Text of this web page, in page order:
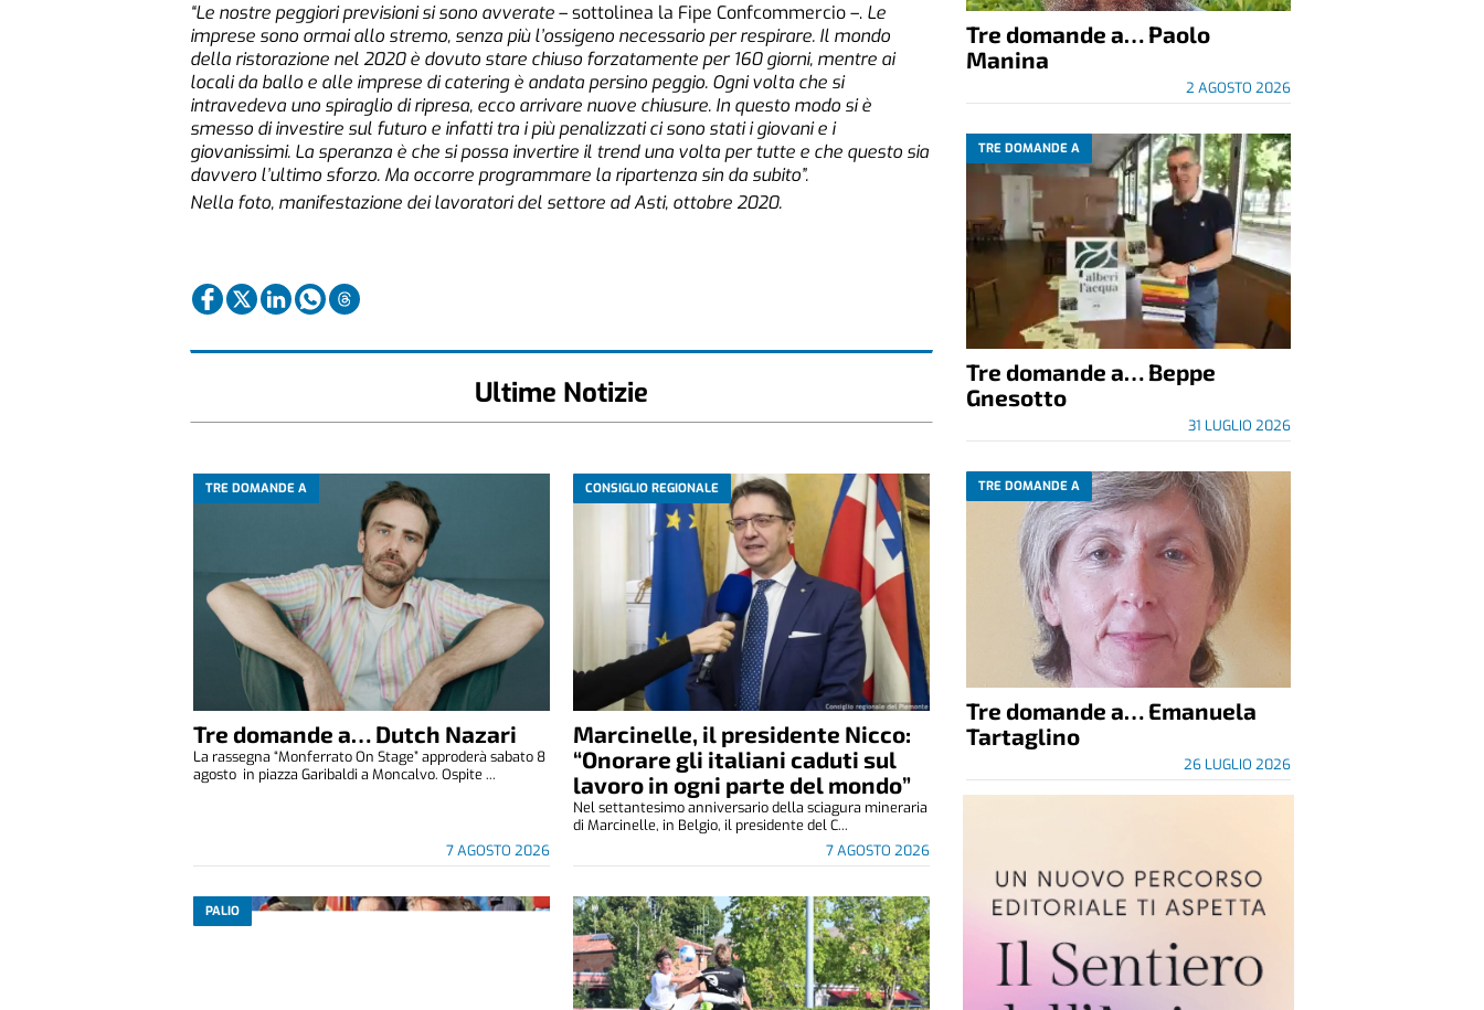
“Le nostre peggiori previsioni si sono avverate– sottolinea la Fipe Confcommercio –. Le
imprese sono ormai allo stremo, senza più l’ossigeno necessario per respirare. Il mondo
della ristorazione nel 2020 è dovuto stare chiuso forzatamente per 160 giorni, mentre ai
locali da ballo e alle imprese di catering è andata persino peggio. Ogni volta che si
intravedeva uno spiraglio di ripresa, ecco arrivare nuove chiusure. In questo modo si è
smesso di investire sul futuro e infatti tra i più penalizzati ci sono stati i giovani e i
giovanissimi. La speranza è che si possa invertire il trend una volta per tutte e che questo sia
davvero l’ultimo sforzo. Ma occorre programmare la ripartenza sin da subito”.
Nella foto, manifestazione dei lavoratori del settore ad Asti, ottobre 2020.
Ultime Notizie
TRE DOMANDE A
Tre domande a… Dutch Nazari
7 AGOSTO 2026
La rassegna “Monferrato On Stage” approderà sabato 8
agosto in piazza Garibaldi a Moncalvo. Ospite ...
CONSIGLIO REGIONALE
Marcinelle, il presidente Nicco:
“Onorare gli italiani caduti sul
lavoro in ogni parte del mondo”
7 AGOSTO 2026
Nel settantesimo anniversario della sciagura mineraria
di Marcinelle, in Belgio, il presidente del C...
PALIO
Tre domande a… Paolo
Manina
2 AGOSTO 2026
TRE DOMANDE A
Tre domande a… Beppe
Gnesotto
31 LUGLIO 2026
TRE DOMANDE A
Tre domande a… Emanuela
Tartaglino
26 LUGLIO 2026